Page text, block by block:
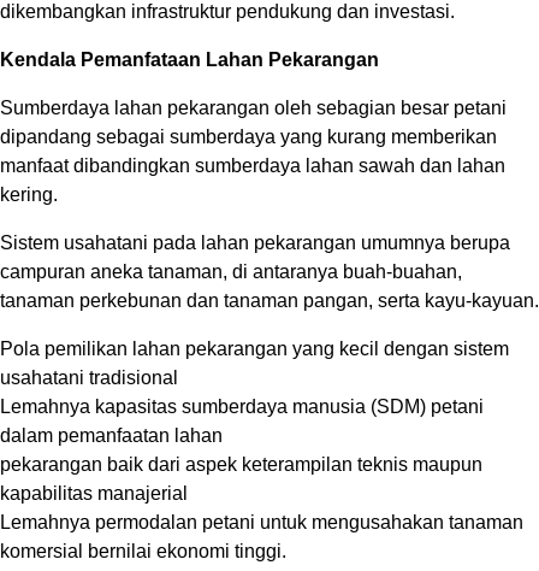
dikembangkan infrastruktur pendukung dan investasi.
Kendala Pemanfataan Lahan Pekarangan
Sumberdaya lahan pekarangan oleh sebagian besar petani
dipandang sebagai sumberdaya yang kurang memberikan
manfaat dibandingkan sumberdaya lahan sawah dan lahan
kering.
Sistem usahatani pada lahan pekarangan umumnya berupa
campuran aneka tanaman, di antaranya buah-buahan,
tanaman perkebunan dan tanaman pangan, serta kayu-kayuan.
Pola pemilikan lahan pekarangan yang kecil dengan sistem
usahatani tradisional
Lemahnya kapasitas sumberdaya manusia (SDM) petani
dalam pemanfaatan lahan
pekarangan baik dari aspek keterampilan teknis maupun
kapabilitas manajerial
Lemahnya permodalan petani untuk mengusahakan tanaman
komersial bernilai ekonomi tinggi.